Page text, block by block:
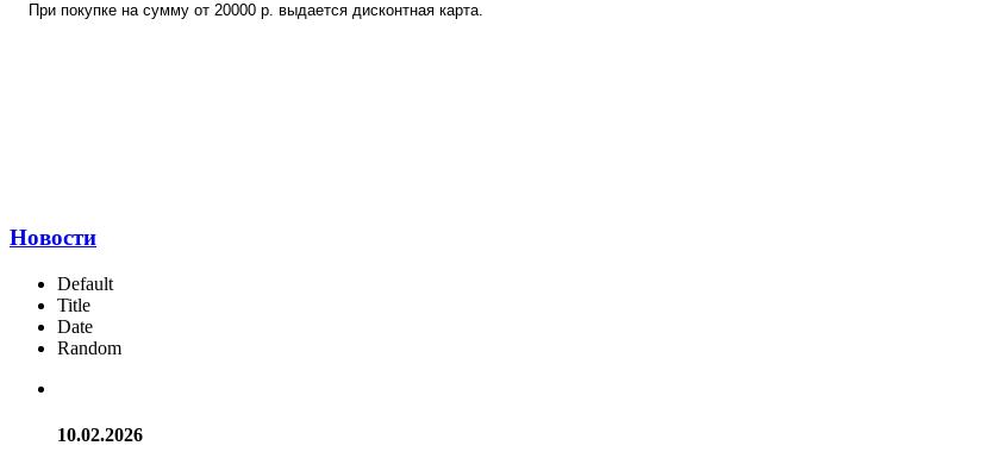
При покупке на сумму от 20000 р. выдается дисконтная карта.
Новости
Default
Title
Date
Random
10.02.2026